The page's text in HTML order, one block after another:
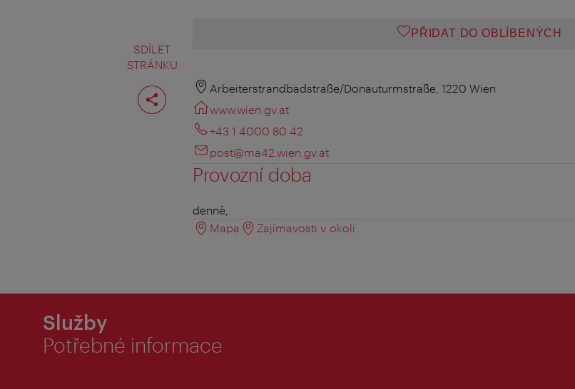
SDÍLET
STRÁNKU
Rozdělit
stranu
PŘIDAT DO OBLÍBENÝCH
Arbeiterstrandbadstraße/Donauturmstraße, 1220 Wien
www.wien.gv.at
+43 1 4000 80 42
post@ma42.wien.gv.at
Provozní doba
denně,
Mapa
Zajímavosti v okolí
Služby
Potřebné informace